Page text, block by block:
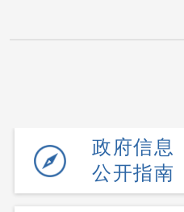
政府信息
公开指南